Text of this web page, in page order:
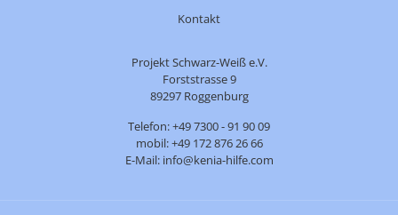
Kontakt
Projekt Schwarz-Weiß e.V.
Forststrasse 9
89297 Roggenburg
Telefon: +49 7300 - 91 90 09
mobil: +49 172 876 26 66
E-Mail: info@kenia-hilfe.com